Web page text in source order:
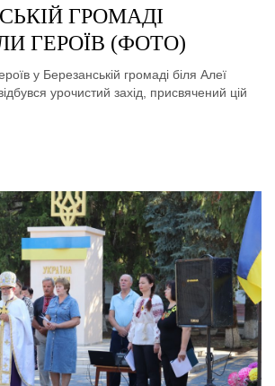
ГРОМАДІ
ГЕРОЇВ (ФОТО)
у Березанській громаді біля Алеї
урочистий захід, присвячений цій